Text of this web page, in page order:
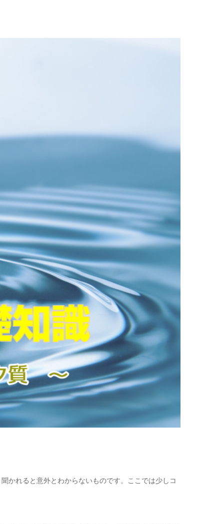
かれると意外とわからないものです。ここでは少しコ